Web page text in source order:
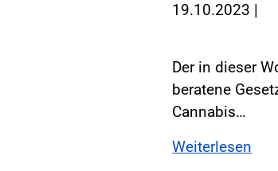
19.10.2023 |
Der in dieser
beratene
Cannabis…
Weiterlesen